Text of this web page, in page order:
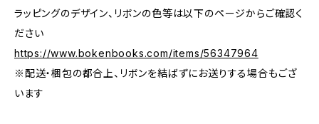
ラッピングのデザイン、リボンの色等は以下のページからご確認く
ださい
https://www.bokenbooks.com/items/56347964
※配送・梱包の都合上、リボンを結ばずにお送りする場合もござ
います